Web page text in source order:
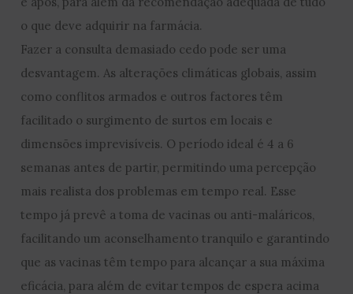
o que deve adquirir na farmácia.
Fazer a consulta demasiado cedo pode ser uma
desvantagem. As alterações climáticas globais, assim
como conflitos armados e outros factores têm
facilitado o surgimento de surtos em locais e
dimensões imprevisíveis. O período ideal é 4 a 6
semanas antes de partir, permitindo uma percepção
mais realista dos problemas em tempo real. Esse
tempo já prevê a toma de vacinas ou anti-maláricos,
facilitando um aconselhamento tranquilo e garantindo
que as vacinas têm tempo para alcançar a sua máxima
eficácia, para além de evitar tempos de espera acima